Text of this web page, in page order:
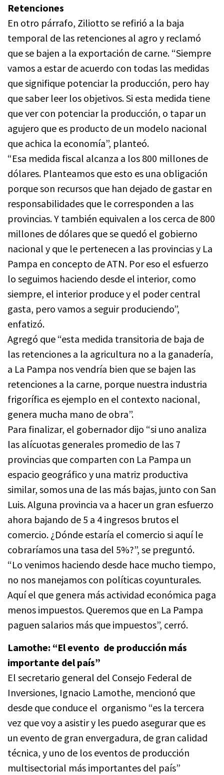
Retenciones
En otro párrafo, Ziliotto se refirió a la baja
temporal de las retenciones al agro y reclamó
que se bajen a la exportación de carne. “Siempre
vamos a estar de acuerdo con todas las medidas
que signifique potenciar la producción, pero hay
que saber leer los objetivos. Si esta medida tiene
que ver con potenciar la producción, o tapar un
agujero que es producto de un modelo nacional
que achica la economía”, planteó.
“Esa medida fiscal alcanza a los 800 millones de
dólares. Planteamos que esto es una obligación
porque son recursos que han dejado de gastar en
responsabilidades que le corresponden a las
provincias. Y también equivalen a los cerca de 800
millones de dólares que se quedó el gobierno
nacional y que le pertenecen a las provincias y La
Pampa en concepto de ATN. Por eso el esfuerzo
lo seguimos haciendo desde el interior, como
siempre, el interior produce y el poder central
gasta, pero vamos a seguir produciendo”,
enfatizó.
Agregó que “esta medida transitoria de baja de
las retenciones a la agricultura no a la ganadería,
a La Pampa nos vendría bien que se bajen las
retenciones a la carne, porque nuestra industria
frigorífica es ejemplo en el contexto nacional,
genera mucha mano de obra”.
Para finalizar, el gobernador dijo “si uno analiza
las alícuotas generales promedio de las 7
provincias que comparten con La Pampa un
espacio geográfico y una matriz productiva
similar, somos una de las más bajas, junto con San
Luis. Alguna provincia va a hacer un gran esfuerzo
ahora bajando de 5 a 4 ingresos brutos el
comercio. ¿Dónde estaría el comercio si aquí le
cobraríamos una tasa del 5%?”, se preguntó.
“Lo venimos haciendo desde hace mucho tiempo,
no nos manejamos con políticas coyunturales.
Aquí el que genera más actividad económica paga
menos impuestos. Queremos que en La Pampa
paguen salarios más que impuestos”, cerró.
Lamothe: “El evento de producción más
importante del país”
El secretario general del Consejo Federal de
Inversiones, Ignacio Lamothe, mencionó que
desde que conduce el organismo “es la tercera
vez que voy a asistir y les puedo asegurar que es
un evento de gran envergadura, de gran calidad
técnica, y uno de los eventos de producción
multisectorial más importantes del país”